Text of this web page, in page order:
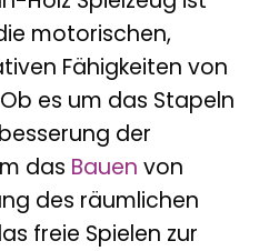
motorischen,
Fähigkeiten von
es um das Stapeln
der
das Bauen von
des räumlichen
freie Spielen zur